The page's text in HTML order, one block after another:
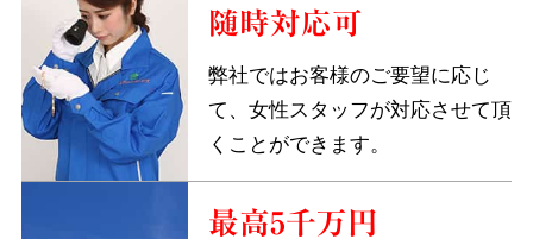
随時対応可
弊社ではお客様のご要望に応じ
て、女性スタッフが対応させて頂
くことができます。
最高5千万円